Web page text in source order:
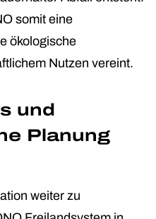
somit eine
ökologische
Nutzen vereint.
und
Planung
weiter zu